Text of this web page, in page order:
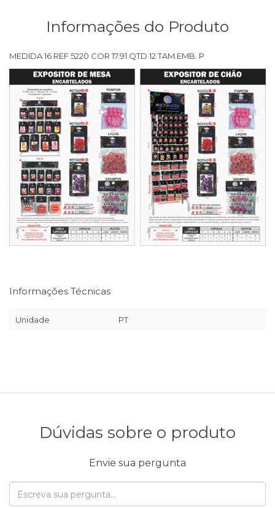
Informações do Produto
MEDIDA 16 REF 5220 COR 17.91 QTD 12 TAM.EMB. P
Informações Técnicas
Unidade PT
Dúvidas sobre o produto
Envie sua pergunta